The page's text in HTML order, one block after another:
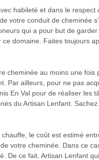
habileté et dans le
votre conduit de cheminée
qui a pour but de
domaine. Faites toujours
cheminée au moins une
Par ailleurs, pour ne pas
En Val pour de réaliser
du Artisan Lenfant.
le coût est estimé
votre cheminée. Dans ce
De ce fait, Artisan Lenfant